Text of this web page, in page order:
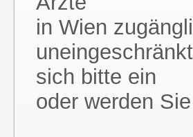
in Wien
sich bitte ein
oder werden